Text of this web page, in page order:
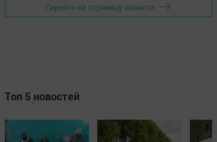
Перейти на страницу новости
Топ 5 новостей